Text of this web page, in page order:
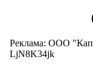
Реклама: ООО
LjN8K34jk